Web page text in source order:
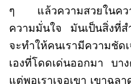
ๆ แล้วความสวยในควา
ความมั่นใจ มันเป็นสิ่งที่
จะทำให้คนเรามีความชั
เองที่โดดเด่นออกมา บา
แต่พอเราเจอเขา เขาฉล